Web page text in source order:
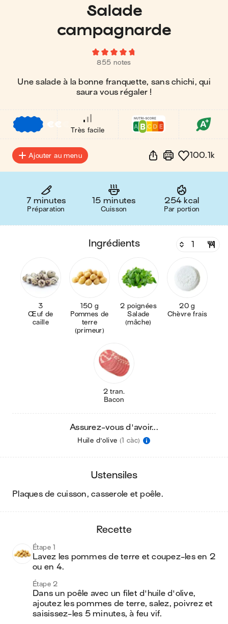
Salade
campagnarde
855 notes
Une salade à la bonne franquette, sans chichi, qui
saura vous régaler !
€€
Très facile
Ajouter au menu 100.1k
7 minutes
Préparation
15 minutes
Cuisson
254 kcal
Par portion
ingrédients
3
Œuf de
caille
150 g
Pommes de
terre
(primeur)
2 poignées
Salade
(mâche)
20 g
Chèvre frais
2 tran.
Bacon
Assurez-vous d'avoir...
Huile d'olive (1 càc)
ustensiles
plaques de cuisson, casserole et poêle.
recette
Étape 1
Lavez les pommes de terre et coupez-les en 2
ou en 4.
Étape 2
Dans un poêle avec un filet d'huile d'olive,
ajoutez les pommes de terre, salez, poivrez et
saisissez-les 5 minutes, à feu vif.